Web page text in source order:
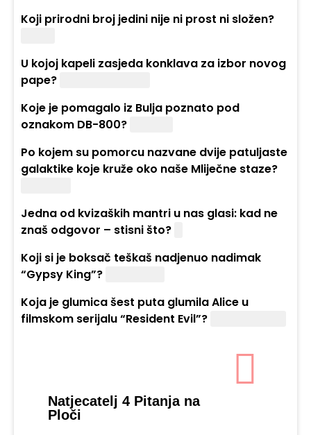
Koji prirodni broj jedini nije ni prost ni složen?
U kojoj kapeli zasjeda konklava za izbor novog
pape?
Koje je pomagalo iz Bulja poznato pod
oznakom DB-800?
Po kojem su pomorcu nazvane dvije patuljaste
galaktike koje kruže oko naše Mliječne staze?
Jedna od kvizaških mantri u nas glasi: kad ne
znaš odgovor – stisni što?
Koji si je boksač teškaš nadjenuo nadimak
“Gypsy King”?
Koja je glumica šest puta glumila Alice u
filmskom serijalu “Resident Evil”?
Natjecatelj 4 Pitanja na
Ploči